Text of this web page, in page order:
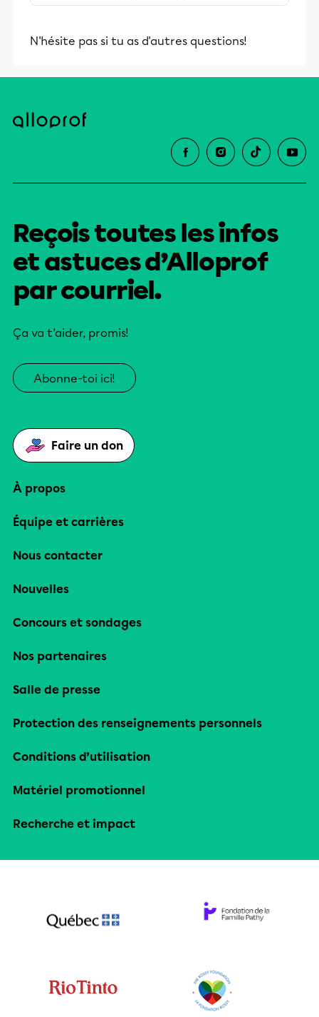
stimulants, Alloprof engage les élèves
éducative.
N'hésite pas si tu as d'autres questions!
Reçois toutes les infos
et astuces d’Alloprof
par courriel.
Ça va t’aider, promis!
Abonne-toi ici!
Faire un don
À propos
Équipe et carrières
Nous contacter
Nouvelles
Concours et sondages
Nos partenaires
Salle de presse
Protection des renseignements personnels
Conditions d’utilisation
Matériel promotionnel
Recherche et impact